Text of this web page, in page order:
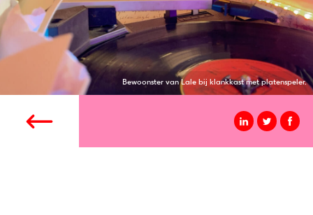
Bewoonster van Lale bij klankkast met platenspeler.